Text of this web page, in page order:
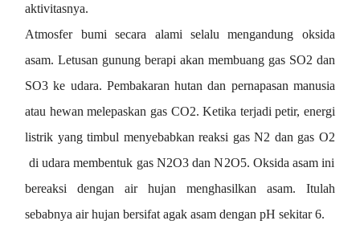
aktivitasnya.
Atmosfer bumi secara alami selalu mengandung oksida
asam. Letusan gunung berapi akan membuang gas SO2 dan
SO3 ke udara. Pembakaran hutan dan pernapasan manusia
atau hewan melepaskan gas CO2. Ketika terjadi petir, energi
listrik yang timbul menyebabkan reaksi gas N2 dan gas O2
di udara membentuk gas N2O3dan N2O5. Oksida asam ini
bereaksi dengan air hujan menghasilkan asam. Itulah
sebabnya air hujan bersifat agak asam dengan pH sekitar 6.